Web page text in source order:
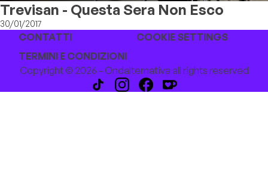
Trevisan - Questa Sera Non Esco
30/01/2017
CONTATTI
COOKIE SETTINGS
TERMINI E CONDIZIONI
Copyright © 2026 - Ondalternativa all rights reserved